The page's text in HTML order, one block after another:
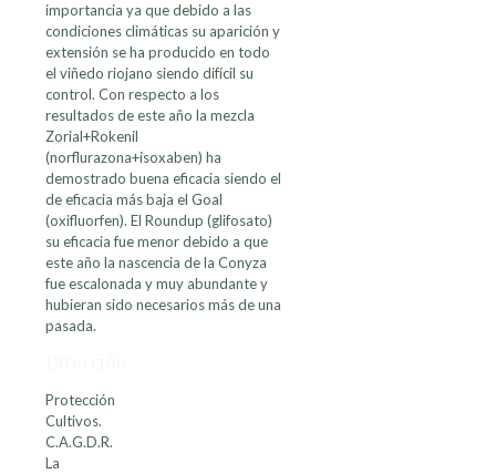
importancia ya que debido a las
condiciones climáticas su aparición y
extensión se ha producido en todo
el viñedo riojano siendo difícil su
control. Con respecto a los
resultados de este año la mezcla
Zorial+Rokenil
(norflurazona+isoxaben) ha
demostrado buena eficacia siendo el
de eficacia más baja el Goal
(oxifluorfen). El Roundup (glifosato)
su eficacia fue menor debido a que
este año la nascencia de la Conyza
fue escalonada y muy abundante y
hubieran sido necesarios más de una
pasada.
Protección
Cultivos.
C.A.G.D.R.
La